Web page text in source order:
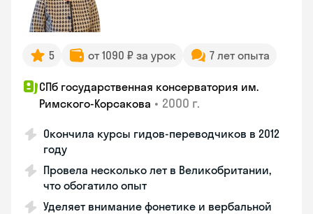
5 от 1090 ₽ за урок 7 лет опыта
СПб государственная консерватория им.
Римского-Корсакова • 2000 г.
Окончила курсы гидов-переводчиков в 2012
году
Провела несколько лет в Великобритании,
что обогатило опыт
Уделяет внимание фонетике и вербальной